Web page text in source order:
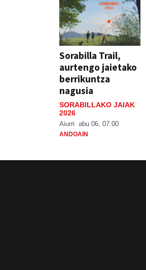
Sorabilla Trail,
aurtengo jaietako
berrikuntza
nagusia
SORABILLAKO JAIAK
2026
Aiurri abu 06, 07:00
ANDOAIN